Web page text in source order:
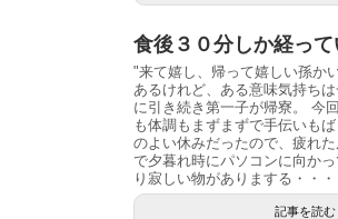
食後３０分しか経っ
"来て嬉し、帰って嬉しい孫か
あるけれど、ある意味気持ち
に引き続き第一子が帰寮。 今
も体調もまずまずで手伝いも
のよい休みだったので、疲れ
で夕暮れ時にパソコンに向か
り寂しい物がありまする・・・
記事を読む